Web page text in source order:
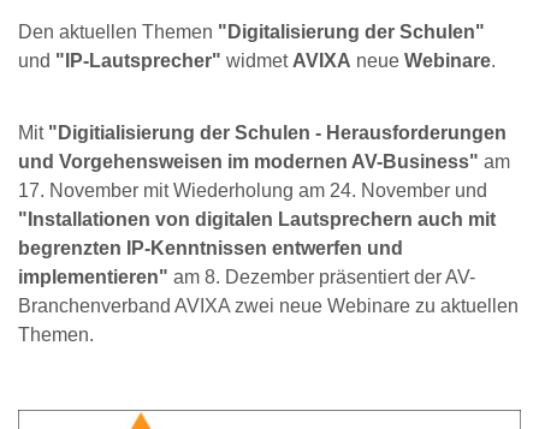
Den aktuellen Themen "Digitalisierung der Schulen"
und "IP-Lautsprecher" widmet AVIXA neue Webinare.
Mit "Digitialisierung der Schulen - Herausforderungen
und Vorgehensweisen im modernen AV-Business" am
17. November mit Wiederholung am 24. November und
"Installationen von digitalen Lautsprechern auch mit
begrenzten IP-Kenntnissen entwerfen und
implementieren" am 8. Dezember präsentiert der AV-
Branchenverband AVIXA zwei neue Webinare zu aktuellen
Themen.